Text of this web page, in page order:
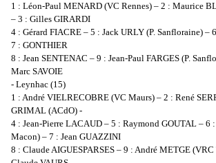
1 : Léon-Paul MENARD (VC Rennes) – 2 : Maurice
– 3 : Gilles GIRARDI
4 : Gérard FIACRE – 5 : Jack URLY (P. Sanfloraine) –
7 : GONTHIER
8 : Jean SENTENAC – 9 : Jean-Paul FARGES (P.
Marc SAVOIE
- Leynhac (15)
1 : André VIELRECOBRE (VC Maurs) – 2 : René
GRIMAL (ACdO) -
4 : Jean-Pierre LACAUD – 5 : Raymond GOUTAL – 6
Macon) – 7 : Jean GUAZZINI
8 : Claude AIGUESPARSES – 9 : André METGE